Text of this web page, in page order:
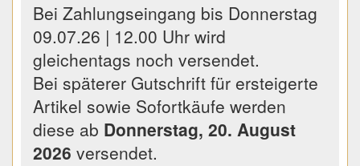
Bei Zahlungseingang bis Donnerstag
09.07.26 | 12.00 Uhr wird
gleichentags noch versendet.
Bei späterer Gutschrift für ersteigerte
Artikel sowie Sofortkäufe werden
diese ab Donnerstag, 20. August
2026 versendet.